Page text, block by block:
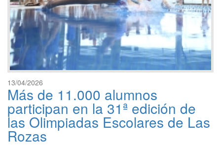
13/04/2026
Más de 11.000 alumnos
participan en la 31ª edición de
las Olimpiadas Escolares de Las
Rozas